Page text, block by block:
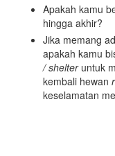
Apakah kamu
hingga akhir?
Jika memang
apakah kamu
/ shelter untuk
kembali hewan
keselamatan